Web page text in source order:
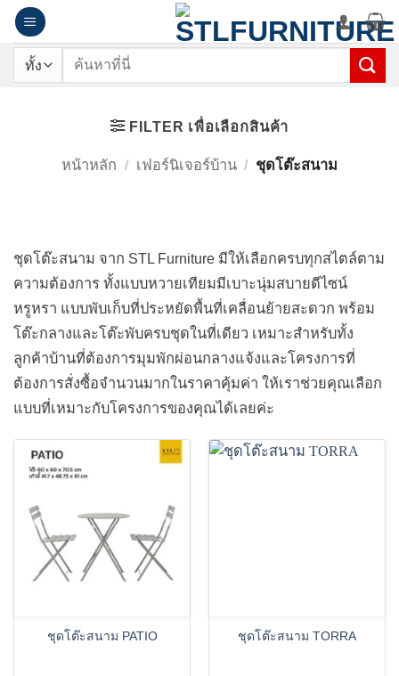
ข้าม
เนื้อหา
ค้นหา:
ชุดโต๊ะสนาม
หน้าหลัก / เฟอร์นิเจอร์บ้าน / ชุดโต๊ะสนาม
FILTER เพื่อเลือกสินค้า
ชุดโต๊ะสนาม จาก STL Furniture มีให้เลือกครบทุกสไตล์ตาม
ความต้องการ ทั้งแบบหวายเทียมมีเบาะนุ่มสบายดีไซน์
หรูหรา แบบพับเก็บที่ประหยัดพื้นที่เคลื่อนย้ายสะดวก พร้อม
โต๊ะกลางและโต๊ะพับครบชุดในที่เดียว เหมาะสำหรับทั้ง
ลูกค้าบ้านที่ต้องการมุมพักผ่อนกลางแจ้งและโครงการที่
ต้องการสั่งซื้อจำนวนมากในราคาคุ้มค่า ให้เราช่วยคุณเลือก
แบบที่เหมาะกับโครงการของคุณได้เลยค่ะ
ชุดโต๊ะสนาม PATIO ชุดโต๊ะสนาม TORRA